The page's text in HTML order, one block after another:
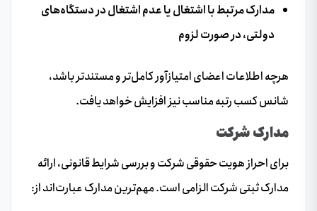
مدارک مرتبط با اشتغال یا عدم اشتغال در دستگاه‌های
دولتی، در صورت لزوم
هرچه اطلاعات اعضای امتیازآور کامل‌تر و مستندتر باشد،
شانس کسب رتبه مناسب نیز افزایش خواهد یافت.
مدارک شرکت
برای احراز هویت حقوقی شرکت و بررسی شرایط قانونی، ارائه
مدارک ثبتی شرکت الزامی است. مهم‌ترین مدارک عبارت‌اند از: